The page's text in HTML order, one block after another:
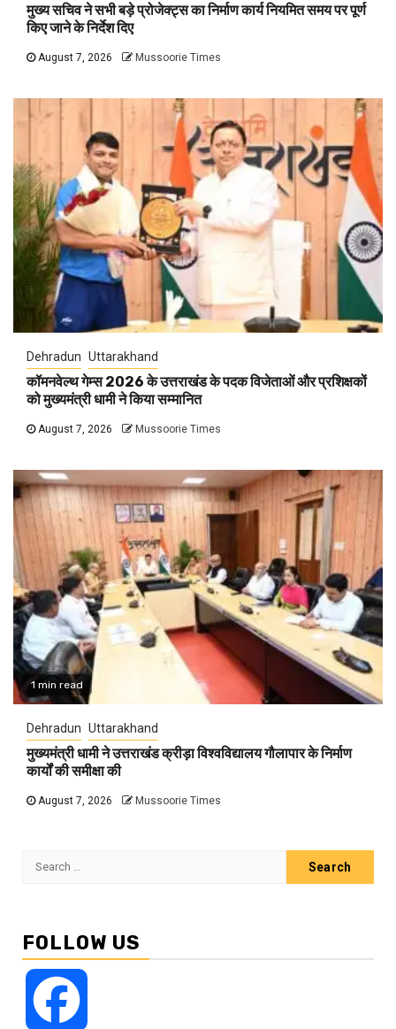
मुख्य सचिव ने सभी बड़े प्रोजेक्ट्स का निर्माण कार्य नियमित समय पर पूर्ण
किए जाने के निर्देश दिए
August 7, 2026 Mussoorie Times
Dehradun Uttarakhand
कॉमनवेल्थ गेम्स 2026 के उत्तराखंड के पदक विजेताओं और प्रशिक्षकों
को मुख्यमंत्री धामी ने किया सम्मानित
August 7, 2026 Mussoorie Times
1 min read
Dehradun Uttarakhand
मुख्यमंत्री धामी ने उत्तराखंड क्रीड़ा विश्वविद्यालय गौलापार के निर्माण
कार्यों की समीक्षा की
August 7, 2026 Mussoorie Times
Search
FOLLOW US